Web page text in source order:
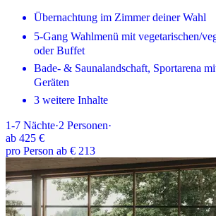
Übernachtung im Zimmer deiner Wahl
5-Gang Wahlmenü mit vegetarischen/
oder Buffet
Bade- & Saunalandschaft, Sportarena
Geräten
3 weitere Inhalte
1-7 Nächte·2 Personen·
ab 425 €
pro Person ab € 213